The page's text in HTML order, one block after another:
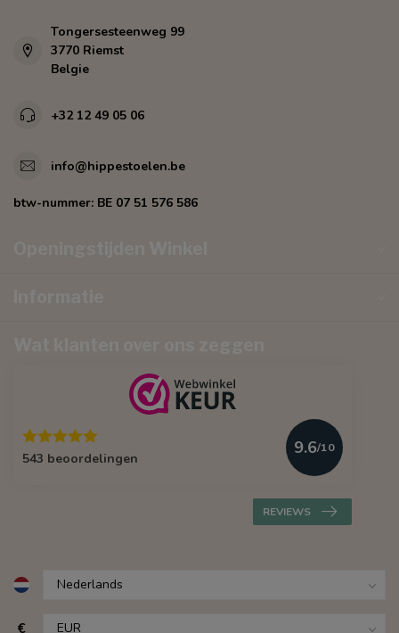
Tongersesteenweg 99
3770 Riemst
Belgie
+32 12 49 05 06
info@hippestoelen.be
btw-nummer: BE 07 51 576 586
543 beoordelingen
9.6/10
REVIEWS
€